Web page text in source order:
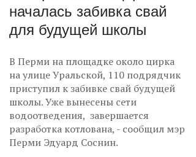
началась забивка свай
для будущей школы
В Перми на площадке около цирка
на улице Уральской, 110 подрядчик
приступил к забивке свай будущей
школы. Уже вынесены сети
водоотведения, завершается
разработка котлована, - сообщил мэр
Перми Эдуард Соснин.